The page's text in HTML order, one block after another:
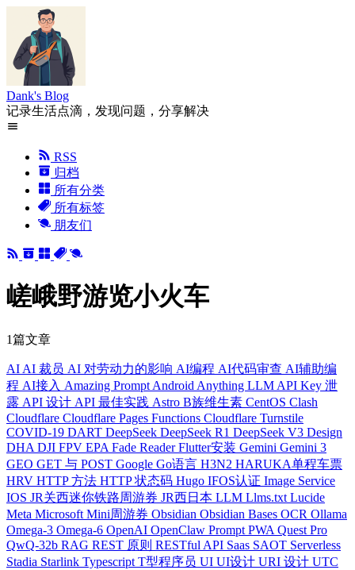
Dank's Blog
记录生活点滴，发现问题，分享解决
RSS
归档
所有分类
所有标签
朋友们
嵯峨野游览小火车
1篇文章
AI AI 裁员 AI 对劳动力的影响 AI编程 AI代码审查 AI辅助编
程 AI接入 Amazing Prompt Android Anything LLM API Key 泄
露 API 设计 API 最佳实践 Astro B族维生素 CentOS Clash
Cloudflare Cloudflare Pages Functions Cloudflare Turnstile
COVID-19 DART DeepSeek DeepSeek R1 DeepSeek V3 Design
DHA DJI FPV EPA Fade ReaderFlutter安装 Gemini Gemini 3
GEO GET 与 POST Google Go语言 H3N2 HARUKA单程车票
HRV HTTP 方法 HTTP 状态码 Hugo IFOS认证 Image Service
IOS JR关西迷你铁路周游券 JR西日本 LLM Llms.txt Lucide
Meta Microsoft Mini周游券 Obsidian Obsidian Bases OCR Ollama
Omega-3 Omega-6 OpenAI OpenClaw Prompt PWA Quest Pro
QwQ-32b RAG REST 原则 RESTful API Saas SAOT Serverless
Stadia Starlink Typescript T型程序员 UI UI设计 URI 设计 UTC